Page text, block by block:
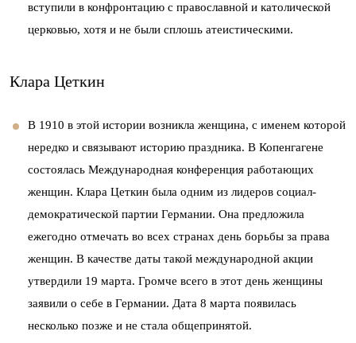
вступили в конфронтацию с православной и католической
церковью, хотя и не были сплошь атеистическими.
Клара Цеткин
В 1910 в этой истории возникла женщина, с именем которой
нередко и связывают историю праздника. В Копенгагене
состоялась Международная конференция работающих
женщин. Клара Цеткин была одним из лидеров социал-
демократической партии Германии. Она предложила
ежегодно отмечать во всех странах день борьбы за права
женщин. В качестве даты такой международной акции
утвердили 19 марта. Громче всего в этот день женщины
заявили о себе в Германии. Дата 8 марта появилась
несколько позже и не стала общепринятой.